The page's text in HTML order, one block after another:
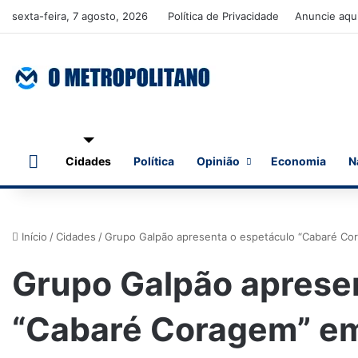
sexta-feira, 7 agosto, 2026 Política de Privacidade Anuncie
InícioCidades Política Opinião Economia
Início /Cidades /Grupo Galpão apresenta o espetáculo “Cabaré
Grupo Galpão
“Cabaré Coragem”